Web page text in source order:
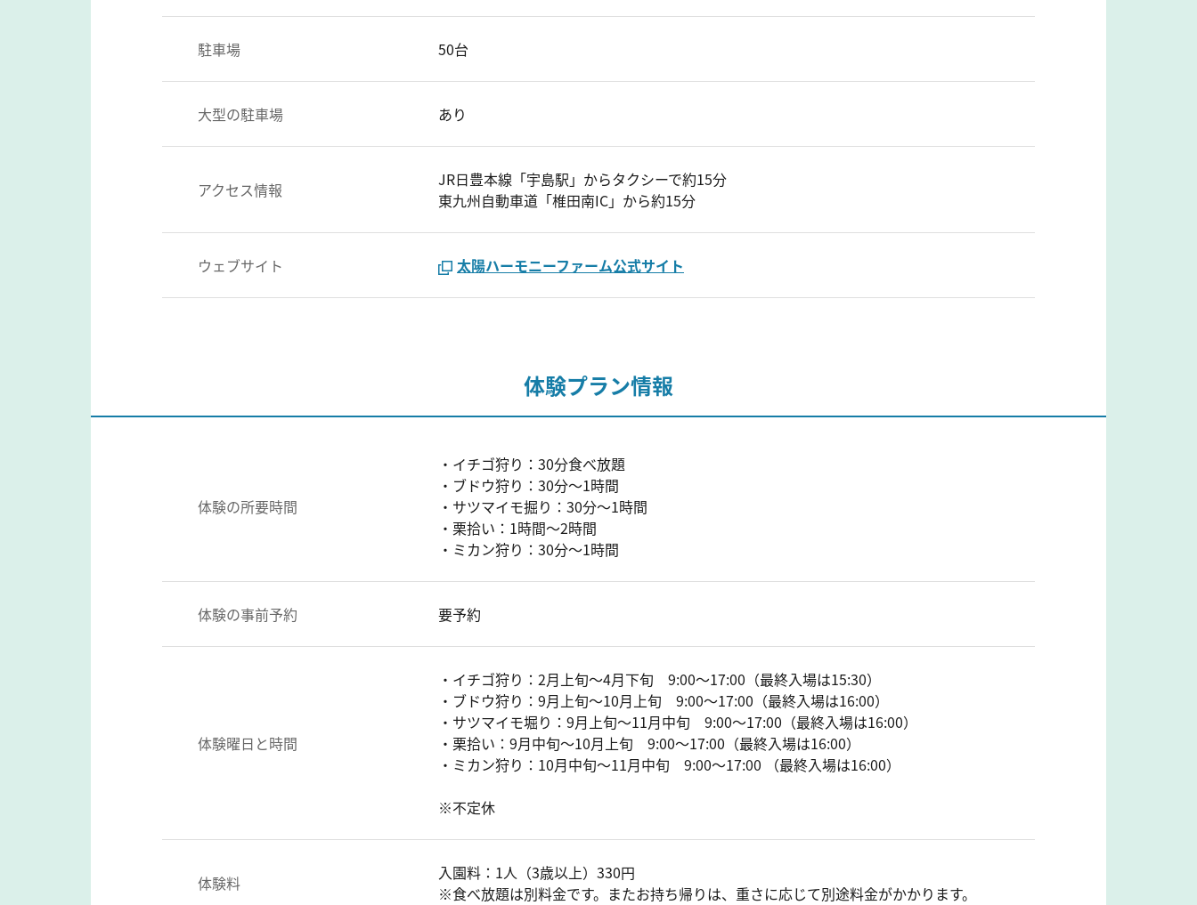
駐車場 50台
大型の駐車場 あり
アクセス情報
JR日豊本線「宇島駅」からタクシーで約15分
東九州自動車道「椎田南IC」から約15分
ウェブサイト 太陽ハーモニーファーム公式サイト
体験プラン情報
体験の所要時間
・イチゴ狩り：30分食べ放題
・ブドウ狩り：30分～1時間
・サツマイモ掘り：30分～1時間
・栗拾い：1時間～2時間
・ミカン狩り：30分～1時間
体験の事前予約 要予約
体験曜日と時間
・イチゴ狩り：2月上旬～4月下旬 9:00～17:00（最終入場は15:30）
・ブドウ狩り：9月上旬～10月上旬 9:00～17:00（最終入場は16:00）
・サツマイモ堀り：9月上旬～11月中旬 9:00～17:00（最終入場は16:00）
・栗拾い：9月中旬～10月上旬 9:00～17:00（最終入場は16:00）
・ミカン狩り：10月中旬～11月中旬 9:00～17:00 （最終入場は16:00）
※不定休
体験料
入園料：1人（3歳以上）330円
※食べ放題は別料金です。またお持ち帰りは、重さに応じて別途料金がかかります。